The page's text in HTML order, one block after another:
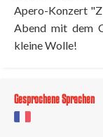
Apero-Konzert
Abend mit dem
kleine Wolle!
Gesprochene Sprachen